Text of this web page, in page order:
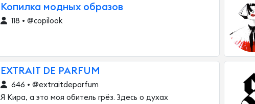
Копилка модных образов
118 • @copilook
EXTRAIT DE PARFUM
646 • @extraitdeparfum
Я Кира, а это моя обитель грёз. Здесь о духах